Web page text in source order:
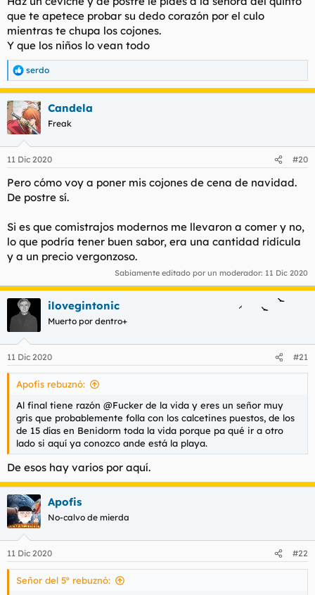
que te apetece probar su dedo corazón por el culo
mientras te chupa los cojones.
Y que los niños lo vean todo
R
e
a
c
c
i
e
:
serdo
Candela
Freak
11 Dic 2020 #20
Pero cómo voy a poner mis cojones de cena de navidad.
De postre sí.
Si es que comistrajos modernos me llevaron a comer y no,
lo que podría tener buen sabor, era una cantidad ridícula
y a un precio vergonzoso.
Sabiamente editado por un moderador: 11 Dic 2020
ilovegintonic
Muerto por dentro+
11 Dic 2020 #21
Apofis rebuznó:
Al final tiene razón @Fucker de la vida y eres un señor muy
gris que probablemente folla con los calcetines puestos, de los
de 15 días en Benidorm toda la vida porque pa qué ir a otro
lado si aquí ya conozco ande está la playa.
De esos hay varios por aquí.
Apofis
No-calvo de mierda
11 Dic 2020 #22
Señor del 5º rebuznó: